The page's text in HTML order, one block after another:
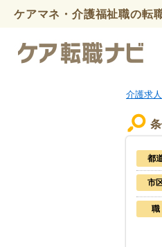
ケアマネ・介護福祉職の転
介護求
都
市